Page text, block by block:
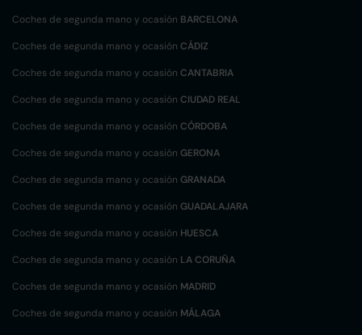
Coches de segunda mano y ocasión BARCELONA
Coches de segunda mano y ocasión CÁDIZ
Coches de segunda mano y ocasión CANTABRIA
Coches de segunda mano y ocasión CIUDAD REAL
Coches de segunda mano y ocasión CÓRDOBA
Coches de segunda mano y ocasión GERONA
Coches de segunda mano y ocasión GRANADA
Coches de segunda mano y ocasión GUADALAJARA
Coches de segunda mano y ocasión HUESCA
Coches de segunda mano y ocasión LA CORUÑA
Coches de segunda mano y ocasión MADRID
Coches de segunda mano y ocasión MÁLAGA